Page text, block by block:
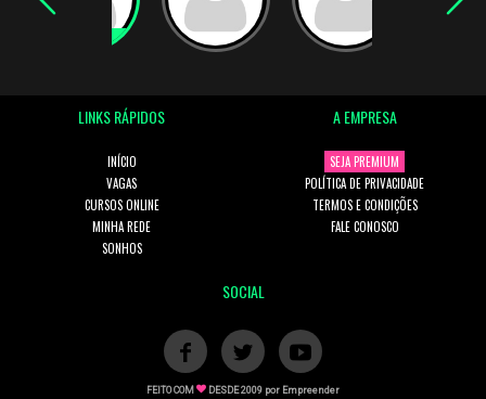
LINKS RÁPIDOS
INÍCIO
VAGAS
CURSOS ONLINE
MINHA REDE
SONHOS
A EMPRESA
SEJA PREMIUM
POLÍTICA DE PRIVACIDADE
TERMOS E CONDIÇÕES
FALE CONOSCO
SOCIAL
FEITO COM DESDE 2009 por Empreender